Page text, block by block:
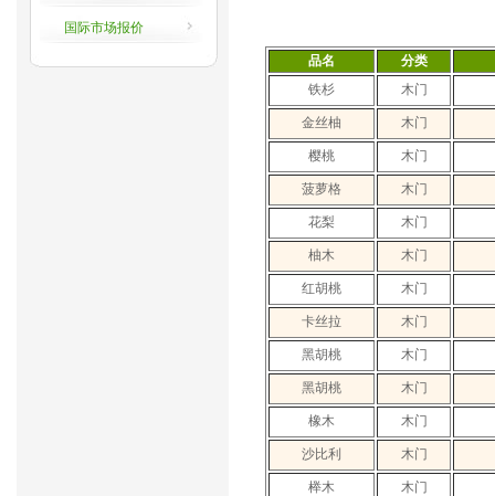
国际市场报价
品名
分类
铁杉
木门
金丝柚 木门
樱桃 木门
菠萝格 木门
花梨 木门
柚木 木门
红胡桃 木门
卡丝拉 木门
黑胡桃 木门
黑胡桃 木门
橡木 木门
沙比利 木门
榉木 木门